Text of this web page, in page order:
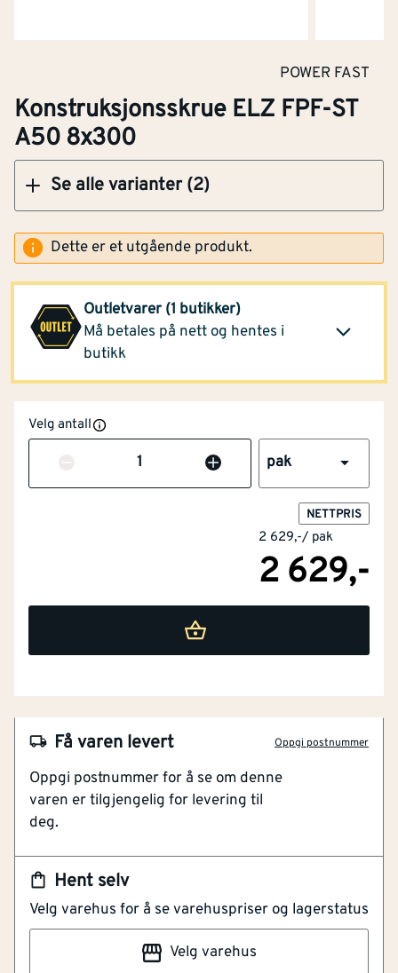
POWER FAST
Konstruksjonsskrue ELZ FPF-ST
A50 8x300
Se alle varianter (2)
Klikk og hent
Dette er et utgående produkt.
Outletvarer (1 butikker)
Må betales på nett og hentes i
butikk
Montér Stormarked
Haugesund(1 pak)
Opprinnelig pris
2 629,-
923,-
Klikk og hent
Velg antall
Antall pak
NETTPRIS
2 629,-/ pak
2 629,-
Hent selv
Velg varehus for å se varehuspriser og lagerstatus
Velg varehus
Få varen levert Oppgi postnummer
Oppgi postnummer for å se om denne
varen er tilgjengelig for levering til
deg.
Artikkelnummer
Konstruksjonsskrue fra Fischer med torx spor og
undersenket hode. Passer for konstruksjonsvirke til
limtre og lignende sammenføyninger. Enkel, rask og